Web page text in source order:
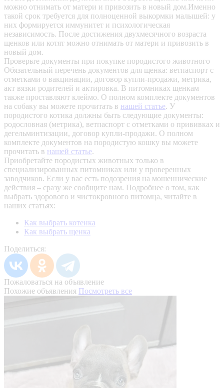
можно отнимать от матери и привозить в новый дом.Именно
такой срок требуется для полноценной выкормки малышей: у
них формируется иммунитет и психологическая
независимость. После достижения двухмесячного возраста
щенков или котят можно отнимать от матери и привозить в
новый дом.
Проверьте документы при покупке породистого животного
Обязательный перечень документов для щенка: ветпаспорт с
отметками о вакцинации, договор купли-продажи, метрика,
акт вязки родителей и актировка. В питомниках щенкам
также проставляют клеймо. О полном комплекте документов
на собаку вы можете прочитать в нашей статье. У
породистого котика должны быть следующие документы:
родословная (метрика), ветпаспорт с отметками о прививках и
дегельминтизации, договор купли-продажи. О полном
комплекте документов на породистую кошку вы можете
прочитать в нашей статье.
Приобретайте породистых животных только в
специализированных питомниках или у проверенных
заводчиков. Если у вас есть подозрения на мошеннические
действия – сразу же сообщите нам. Подробнее о том, как
выбрать здорового и чистокровного питомца, читайте в
наших статьях:
Как выбрать котенка
Как выбрать щенка
Поделиться:
Пожаловаться на объявление
Похожие объявления Посмотреть все